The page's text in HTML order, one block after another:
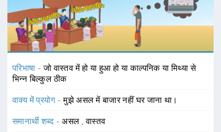
परिभाषा -जो वास्तव में हो या हुआ हो या काल्पनिक या मिथ्या से
भिन्न बिल्कुल ठीक
वाक्य में प्रयोग -मुझे असल में बाजार नहीं घर जाना था।
समानार्थी शब्द -असल ,वास्तव